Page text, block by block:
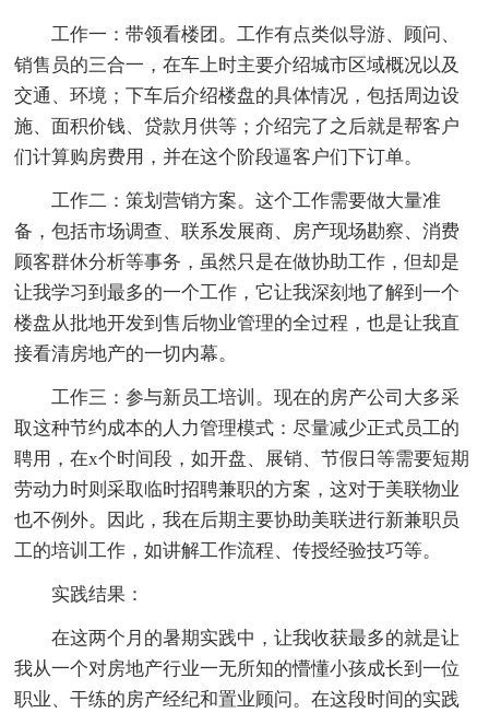
工作一：带领看楼团。工作有点类似导游、顾问、
销售员的三合一，在车上时主要介绍城市区域概况以及
交通、环境；下车后介绍楼盘的具体情况，包括周边设
施、面积价钱、贷款月供等；介绍完了之后就是帮客户
们计算购房费用，并在这个阶段逼客户们下订单。
工作二：策划营销方案。这个工作需要做大量准
备，包括市场调查、联系发展商、房产现场勘察、消费
顾客群休分析等事务，虽然只是在做协助工作，但却是
让我学习到最多的一个工作，它让我深刻地了解到一个
楼盘从批地开发到售后物业管理的全过程，也是让我直
接看清房地产的一切内幕。
工作三：参与新员工培训。现在的房产公司大多采
取这种节约成本的人力管理模式：尽量减少正式员工的
聘用，在x个时间段，如开盘、展销、节假日等需要短期
劳动力时则采取临时招聘兼职的方案，这对于美联物业
也不例外。因此，我在后期主要协助美联进行新兼职员
工的培训工作，如讲解工作流程、传授经验技巧等。
实践结果：
在这两个月的暑期实践中，让我收获最多的就是让
我从一个对房地产行业一无所知的懵懂小孩成长到一位
职业、干练的房产经纪和置业顾问。在这段时间的实践